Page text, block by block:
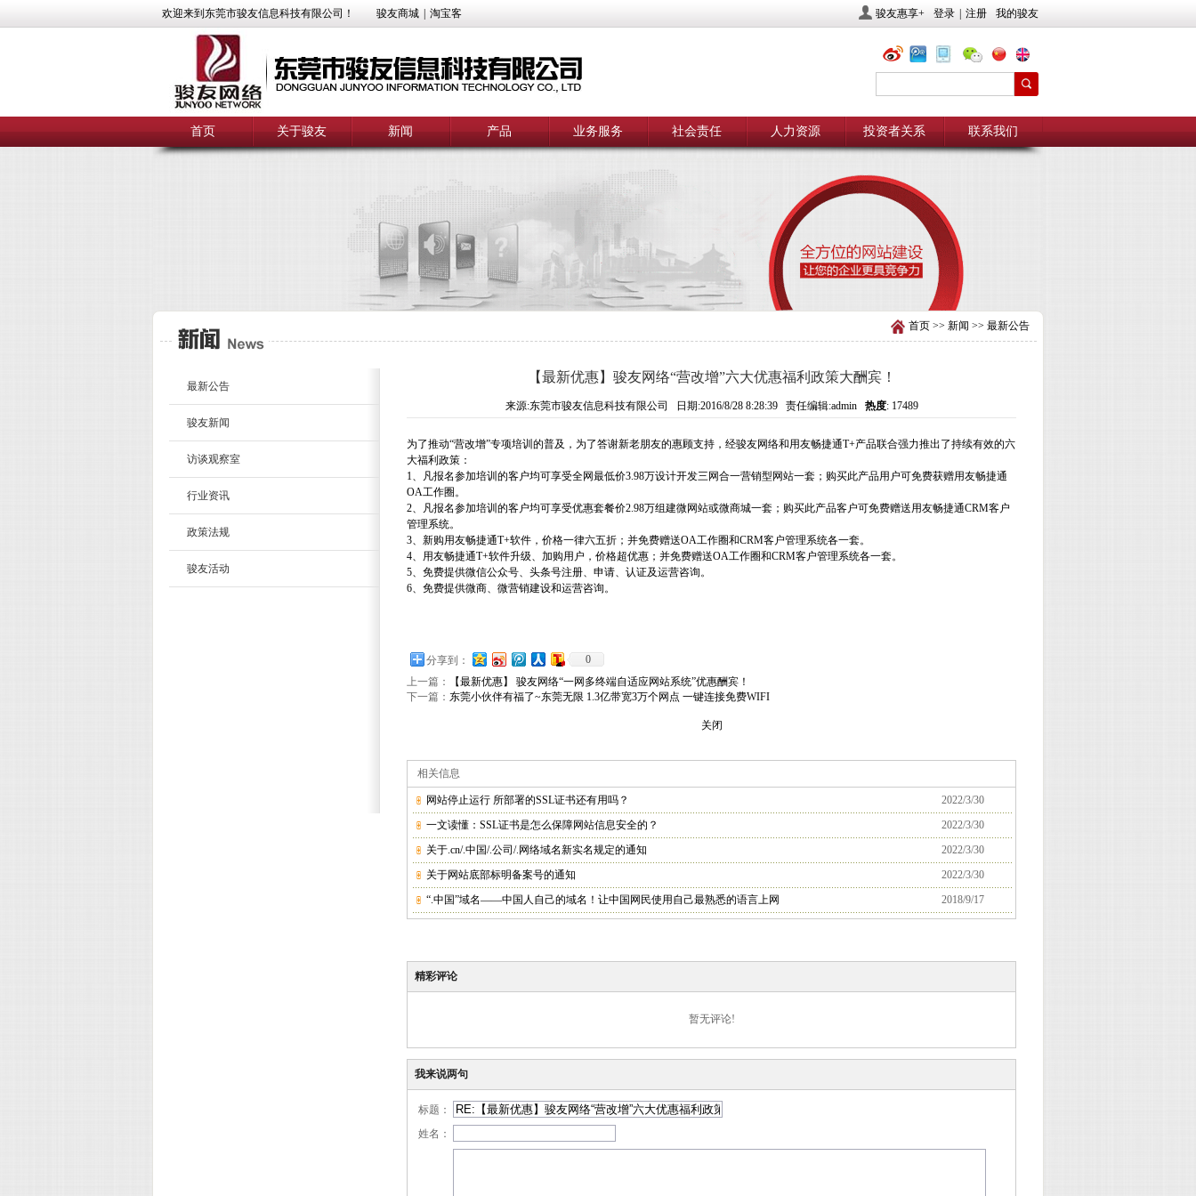
欢迎来到东莞市骏友信息科技有限公司！ 骏友商城 淘宝客 骏友惠享+ 登录 注册 我的骏友
首页 关于骏友 新闻 产品 业务服务 社会责任 人力资源 投资者关系 联系我们
首页>> 新闻 >> 最新公告
最新公告
骏友新闻
访谈观察室
行业资讯
政策法规
骏友活动
【最新优惠】骏友网络“营改增”六大优惠福利政策大酬宾！
来源:东莞市骏友信息科技有限公司 日期:2016/8/28 8:28:39 责任编辑:admin 热度: 17489
为了推动“营改增”专项培训的普及，为了答谢新老朋友的惠顾支持，经骏友网络和用友畅捷通T+产品联合强力推出了持续有效的六
大福利政策：
1、凡报名参加培训的客户均可享受全网最低价3.98万设计开发三网合一营销型网站一套；购买此产品用户可免费获赠用友畅捷通
OA工作圈。
2、凡报名参加培训的客户均可享受优惠套餐价2.98万组建微网站或微商城一套；购买此产品客户可免费赠送用友畅捷通CRM客户
管理系统。
3、新购用友畅捷通T+软件，价格一律六五折；并免费赠送OA工作圈和CRM客户管理系统各一套。
4、用友畅捷通T+软件升级、加购用户，价格超优惠；并免费赠送OA工作圈和CRM客户管理系统各一套。
5、免费提供微信公众号、头条号注册、申请、认证及运营咨询。
6、免费提供微商、微营销建设和运营咨询。
分享到：
0
上一篇：
【最新优惠】 骏友网络“一网多终端自适应网站系统”优惠酬宾！
下一篇： 东莞小伙伴有福了~东莞无限 1.3亿带宽3万个网点 一键连接免费WIFI
关闭
相关信息
网站停止运行 所部署的SSL证书还有用吗？
2022/3/30
一文读懂：SSL证书是怎么保障网站信息安全的？
2022/3/30
关于.cn/.中国/.公司/.网络域名新实名规定的通知
2022/3/30
关于网站底部标明备案号的通知
2022/3/30
“.中国”域名——中国人自己的域名！让中国网民使用自己最熟悉的语言上网
2018/9/17
精彩评论
暂无评论!
我来说两句
标题：
姓名：